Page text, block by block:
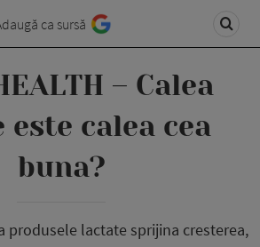
ca sursă
– Calea
este calea cea
buna?
produsele lactate sprijina cresterea,